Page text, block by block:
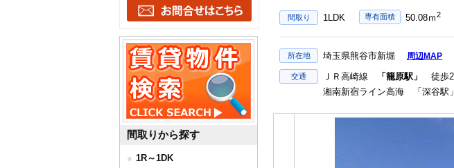
間取り 1LDK 専有面積 50.08ｍ2
所在地 埼玉県熊谷市新堀 周辺MAP
交通 ＪＲ高崎線 「籠原駅」
徒歩
湘南新宿ライン高海 「深谷
間取りから探す
1R～1DK